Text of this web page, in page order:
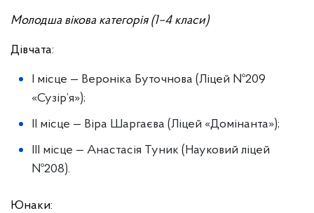
Молодша вікова категорія (1–4 класи)
Дівчата:
І місце — Вероніка Буточнова (Ліцей №209
«Сузір’я»);
ІІ місце — Віра Шаргаєва (Ліцей «Домінанта»);
ІІІ місце — Анастасія Туник (Науковий ліцей
№208).
Юнаки: